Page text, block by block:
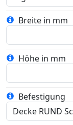
Breite in mm
Höhe in mm
Befestigung